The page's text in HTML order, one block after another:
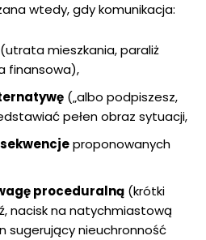
wtedy, gdy komunikacja:
(utrata mieszkania, paraliż
finansowa),
(„albo podpiszesz,
pełen obraz sytuacji,
proponowanych
proceduralną (krótki
nacisk na natychmiastową
sugerujący nieuchronność